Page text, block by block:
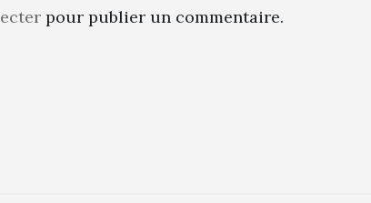
pour publier un commentaire.